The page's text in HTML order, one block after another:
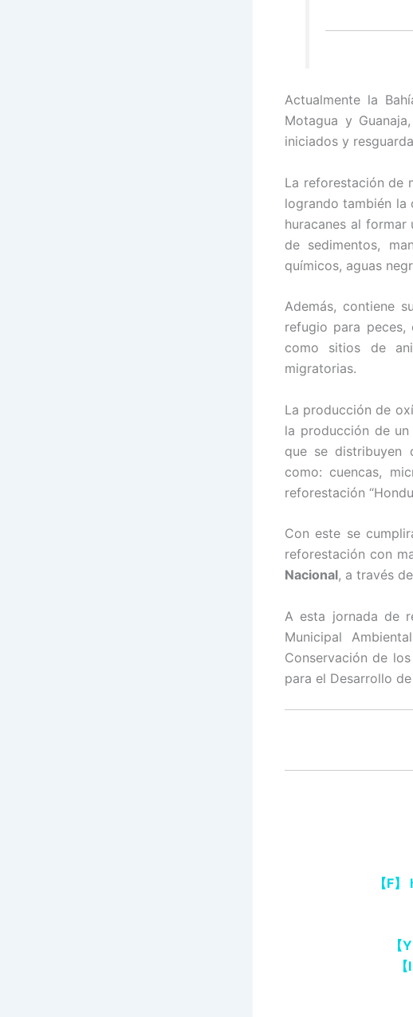
Actualmente la
Motagua y
iniciados y
La reforestación de
logrando también la
huracanes al
de sedimentos,
químicos, aguas
Además, contiene
refugio para peces,
como sitios de
migratorias.
La producción de
la producción de
que se distribuyen
como: cuencas,
reforestación
Con este se
reforestación con
Nacional, a través
A esta jornada de
Municipal
Conservación de
para el Desarrollo
【F